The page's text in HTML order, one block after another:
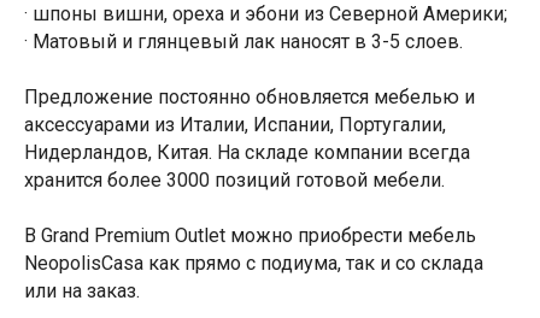
· шпоны вишни, ореха и эбони из Северной Америки;
· Матовый и глянцевый лак наносят в 3-5 слоев.
Предложение постоянно обновляется мебелью и
аксессуарами из Италии, Испании, Португалии,
Нидерландов, Китая. На складе компании всегда
хранится более 3000 позиций готовой мебели.
В Grand Premium Outlet можно приобрести мебель
NeopolisCasa как прямо с подиума, так и со склада
или на заказ.